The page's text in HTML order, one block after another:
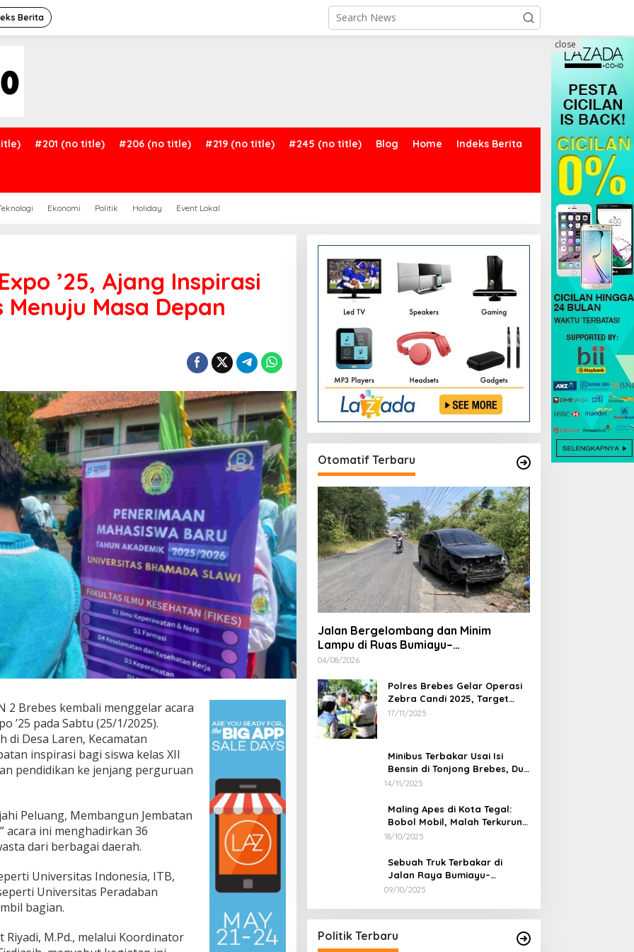
Berita
#201 (no title) #206 (no title) #219 (no title) #245 (no title) Blog Home Indeks Berita
Ekonomi Politik Holiday Event Lokal
close
’25, Ajang Inspirasi
Menuju Masa Depan
2 Brebes kembali menggelar acara
’25 pada Sabtu (25/1/2025).
di Desa Laren, Kecamatan
inspirasi bagi siswa kelas XII
pendidikan ke jenjang perguruan
Peluang, Membangun Jembatan
acara ini menghadirkan 36
dari berbagai daerah.
Universitas Indonesia, ITB,
Universitas Peradaban
bagian.
Riyadi, M.Pd., melalui Koordinator
Otomatif Terbaru
Jalan Bergelombang dan Minim
Lampu di Ruas Bumiayu–
Bantarkawung Telan Korban, Innova
04/08/2026
Polres Brebes Gelar Operasi
Zebra Candi 2025, Target
Turunkan Kecelakaan dan
17/11/2025
Minibus Terbakar Usai Isi
Bensin di Tonjong Brebes, Dua
Penumpang Luka Bakar
14/11/2025
Maling Apes di Kota Tegal:
Bobol Mobil, Malah Terkurung
Sendiri di Dalamnya
18/10/2025
Sebuah Truk Terbakar di
Jalan Raya Bumiayu–
Bantarkawung, Diduga Akibat
09/10/2025
Politik Terbaru
Presidium Sosialisasikan Progres
Pemekaran Brebes Selatan,
Pembentukan Pansus DPRD
Jateng Jadi Tahap Berikutnya
Politik, Sosial, Trending